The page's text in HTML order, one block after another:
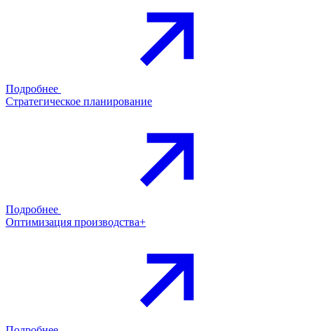
Подробнее
Стратегическое планирование
Подробнее
Оптимизация производства+